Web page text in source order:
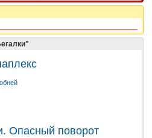
Опасный поворот